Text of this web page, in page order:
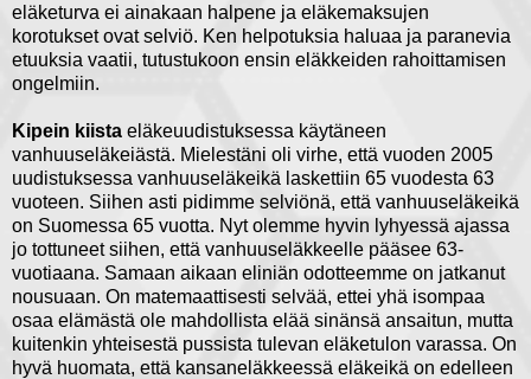
eläketurva ei ainakaan halpene ja eläkemaksujen
korotukset ovat selviö. Ken helpotuksia haluaa ja paranevia
etuuksia vaatii, tutustukoon ensin eläkkeiden rahoittamisen
ongelmiin.
Kipein kiista eläkeuudistuksessa käytäneen
vanhuuseläkeiästä. Mielestäni oli virhe, että vuoden 2005
uudistuksessa vanhuuseläkeikä laskettiin 65 vuodesta 63
vuoteen. Siihen asti pidimme selviönä, että vanhuuseläkeikä
on Suomessa 65 vuotta. Nyt olemme hyvin lyhyessä ajassa
jo tottuneet siihen, että vanhuuseläkkeelle pääsee 63-
vuotiaana. Samaan aikaan eliniän odotteemme on jatkanut
nousuaan. On matemaattisesti selvää, ettei yhä isompaa
osaa elämästä ole mahdollista elää sinänsä ansaitun, mutta
kuitenkin yhteisestä pussista tulevan eläketulon varassa. On
hyvä huomata, että kansaneläkkeessä eläkeikä on edelleen